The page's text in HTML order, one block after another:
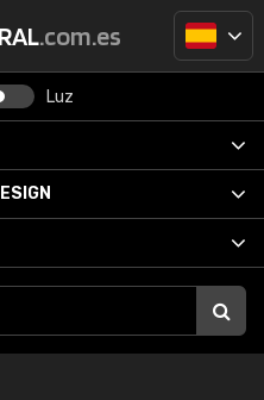
RAL.com.es
Luz